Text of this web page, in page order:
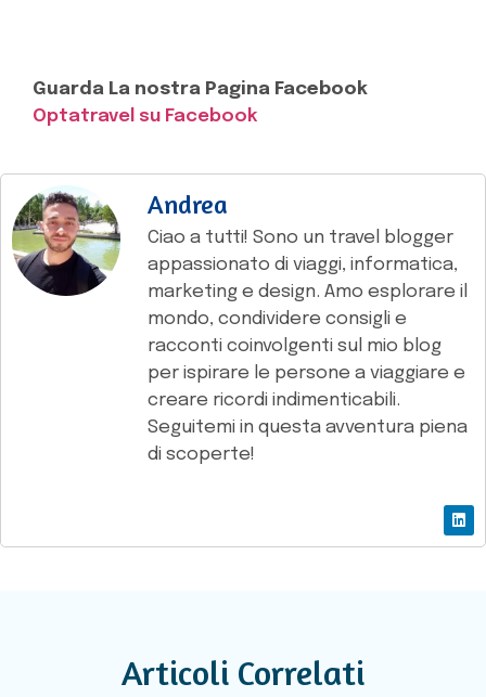
Guarda La nostra Pagina Facebook
Optatravel su Facebook
Andrea
Ciao a tutti! Sono un travel blogger
appassionato di viaggi, informatica,
marketing e design. Amo esplorare il
mondo, condividere consigli e
racconti coinvolgenti sul mio blog
per ispirare le persone a viaggiare e
creare ricordi indimenticabili.
Seguitemi in questa avventura piena
di scoperte!
Articoli Correlati